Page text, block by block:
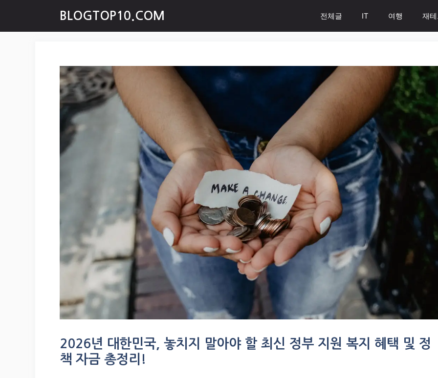
content
BLOGTOP10.COM 전체글 IT 여행 재
2026년 대한민국, 놓치지 말아야 할 최신 정부 지원 복지 혜택 및 정
책 자금 총정리!